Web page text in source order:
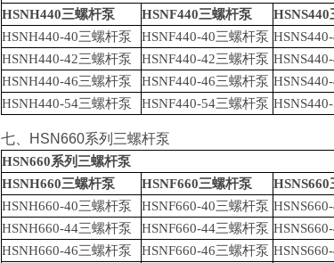
HSNH440三螺杆泵 HSNF440三螺杆泵 HSNS440
HSNH440-40三螺杆泵 HSNF440-40三螺杆泵
HSNH440-42三螺杆泵 HSNF440-42三螺杆泵
HSNH440-46三螺杆泵 HSNF440-46三螺杆泵
HSNH440-54三螺杆泵 HSNF440-54三螺杆泵
七、 HSN660系列三螺杆泵
HSN660系列三螺杆泵
HSNH660三螺杆泵 HSNF660三螺杆泵 HSNS660
HSNH660-40三螺杆泵 HSNF660-40三螺杆泵
HSNH660-44三螺杆泵 HSNF660-44三螺杆泵
HSNH660-46三螺杆泵 HSNF660-46三螺杆泵